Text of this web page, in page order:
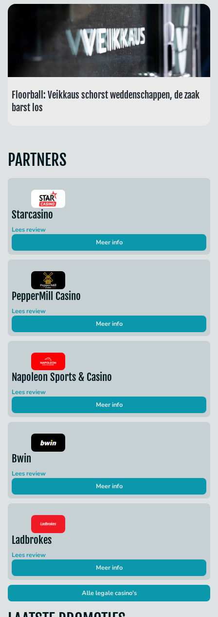
Floorball: Veikkaus schorst weddenschappen, de zaak
barst los
PARTNERS
Starcasino
Lees review
Meer info
PepperMill Casino
Lees review
Meer info
Napoleon Sports & Casino
Lees review
Meer info
Bwin
Lees review
Meer info
Ladbrokes
Lees review
Meer info
Alle legale casino's